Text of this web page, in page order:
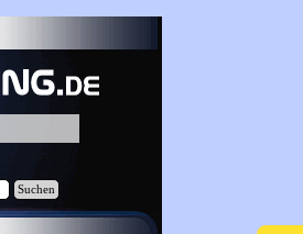
überspringen
Suchen